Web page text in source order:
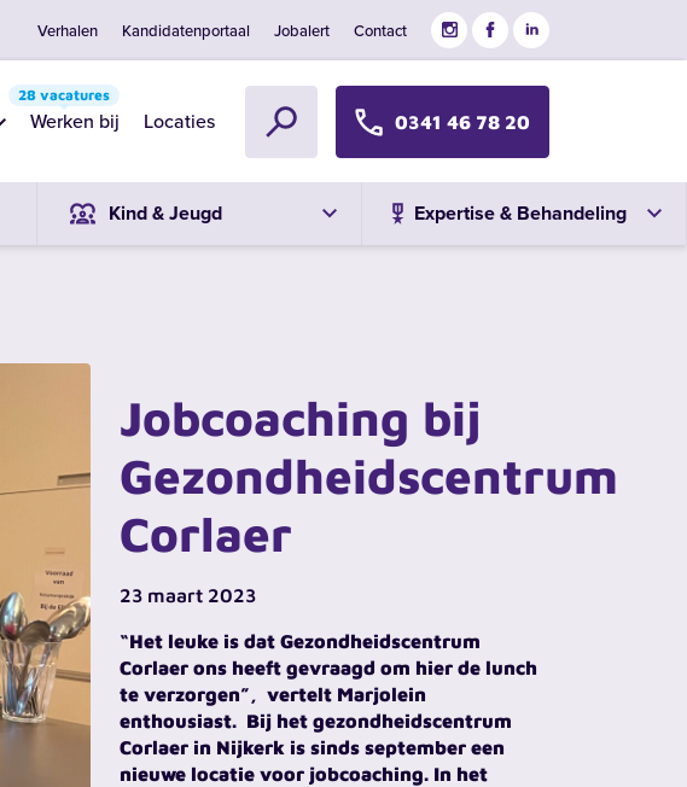
Verhalen Kandidatenportaal Jobalert Contact
Werken bij
28 vacatures
Locaties 0341 46 78 20
Kind & Jeugd Expertise & Behandeling
Jobcoaching bij
Gezondheidscentrum
Corlaer
23 maart 2023
“Het leuke is dat Gezondheidscentrum
Corlaer ons heeft gevraagd om hier de lunch
te verzorgen” , vertelt Marjolein
enthousiast. Bij het gezondheidscentrum
Corlaer in Nijkerk is sinds september een
nieuwe locatie voor jobcoaching. In het